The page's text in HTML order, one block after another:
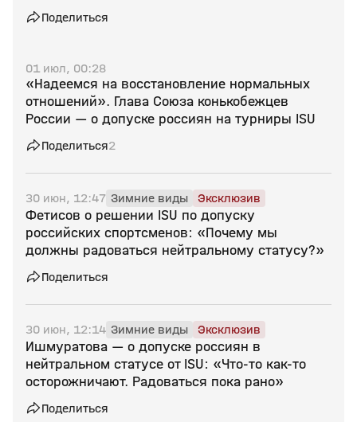
Поделиться
01 июл, 00:28
«Надеемся на восстановление нормальных
отношений». Глава Союза конькобежцев
России — о допуске россиян на турниры ISU
Поделиться2
30 июн, 12:47 Зимние виды Эксклюзив
Фетисов о решении ISU по допуску
российских спортсменов: «Почему мы
должны радоваться нейтральному статусу?»
Поделиться
30 июн, 12:14 Зимние виды Эксклюзив
Ишмуратова — о допуске россиян в
нейтральном статусе от ISU: «Что‑то как‑то
осторожничают. Радоваться пока рано»
Поделиться